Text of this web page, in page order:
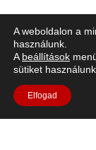
Levegő
A weboldalon a
használunk.
A beállítások
sütiket
Elfogad